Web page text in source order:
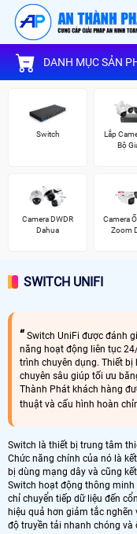
DANH MỤC SẢN
Switch
Lắp
Bộ
Camera DWDR
Dahua
Camera
Zoom
SWITCH UNIFI
Switch UniFi được đánh
năng hoạt động liên tục
trình chuyên dụng. Thiết bị
chuyên sâu giúp tối ưu
Thành Phát khách hàng
thuật và cấu hình hoàn
Switch là thiết bị trung tâm
Chức năng chính của nó là
bị dùng mạng dây và cũng
Switch hoạt động thông minh
chỉ chuyển tiếp dữ liệu đến
hiệu quả hơn giảm tắc
độ truyền tải nhanh chóng và